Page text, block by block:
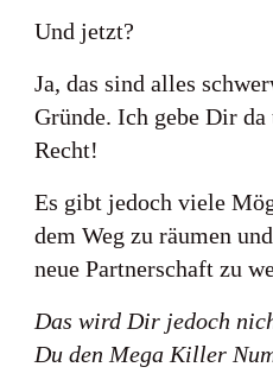
Und jetzt?
Ja, das sind alles
Gründe. Ich gebe Dir
Recht!
Es gibt jedoch viele
dem Weg zu räumen
neue Partnerschaft zu
Das wird Dir jedoch
Du den Mega Killer